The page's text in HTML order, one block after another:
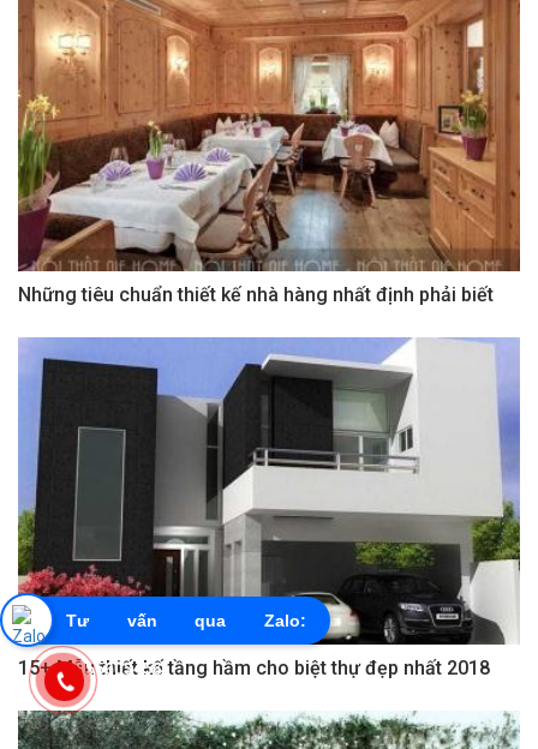
Những tiêu chuẩn thiết kế nhà hàng nhất định phải biết
15+ Mẫu thiết kế tầng hầm cho biệt thự đẹp nhất 2018
Tư vấn qua Zalo:
0855603456